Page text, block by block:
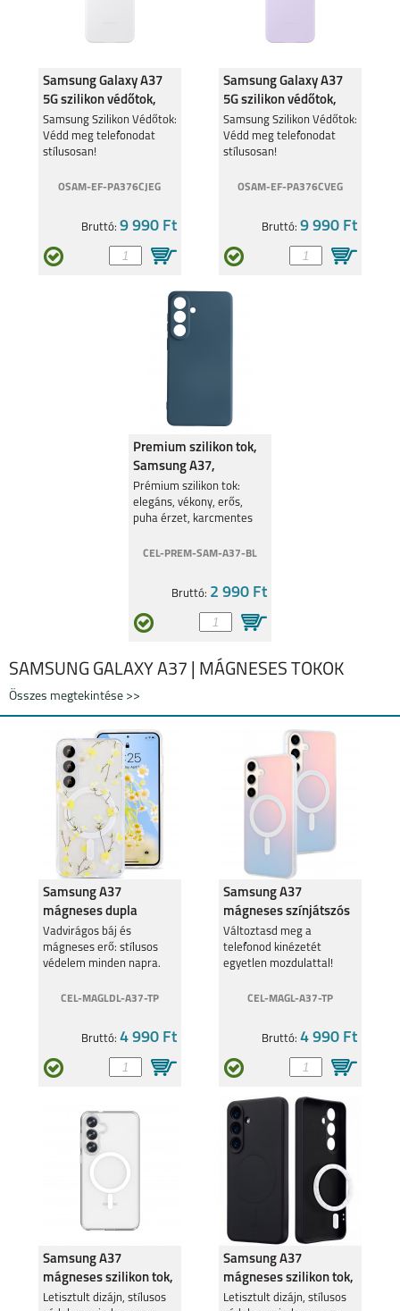
SAMSUNG GALAXY
A25 5G
SAMSUNG GALAXY
GALAXY Z FOLD 5
SAMSUNG GALAXY
A34 5G
A54 5G
SAMSUNG GALAXY
S23 ULTRA
SAMSUNG GALAXY
S23+
S23
A04S
GALAXY Z FOLD4
SAMSUNG GALAXY
A23 5G
A33 5G
Samsung Galaxy A37
5G szilikon védőtok,
világos szürke
Samsung Szilikon Védőtok:
Védd meg telefonodat
stílusosan!
OSAM-EF-PA376CJEG
Bruttó: 9 990 Ft
Samsung Galaxy A37
5G szilikon védőtok,
vilgos lila
Samsung Szilikon Védőtok:
Védd meg telefonodat
stílusosan!
OSAM-EF-PA376CVEG
Bruttó:9 990 Ft
Premium szilikon tok,
Samsung A37,
Óceánkék
Prémium szilikon tok:
elegáns, vékony, erős,
puha érzet, karcmentes
CEL-PREM-SAM-A37-BL
Bruttó: 2 990 Ft
SAMSUNG GALAXY A37 | MÁGNESES TOKOK
Összes megtekintése >>
Samsung A37
mágneses dupla
lézernyomott tok,
Átlátszó
Vadvirágos báj és
mágneses erő: stílusos
védelem minden napra.
CEL-MAGLDL-A37-TP
Bruttó: 4 990 Ft
Samsung A37
mágneses színjátszós
tok, Átlátszó
Változtasd meg a
telefonod kinézetét
egyetlen mozdulattal!
CEL-MAGL-A37-TP
Bruttó:4 990 Ft
Samsung A37
mágneses szilikon tok,
Átlátszó
Letisztult dizájn, stílusos
Samsung A37
mágneses szilikon tok,
Fekete
Letisztult dizájn, stílusos